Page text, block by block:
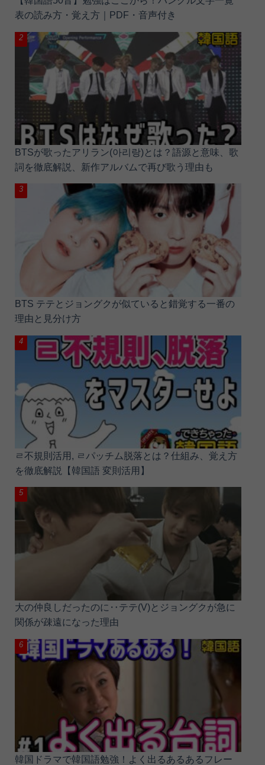
表の読み方・覚え方｜PDF・音声付き
BTSが歌ったアリラン(아리랑)とは？語源と意味、歌
詞を徹底解説、新作アルバムで再び歌う理由も
BTS テテとジョングクが似ていると錯覚する一番の
理由と見分け方
ㄹ不規則活用, ㄹパッチム脱落とは？仕組み、覚え方
を徹底解説【韓国語 変則活用】
大の仲良しだったのに‥テテ(V)とジョングクが急に
関係が疎遠になった理由
韓国ドラマで韓国語勉強！よく出るあるあるフレー